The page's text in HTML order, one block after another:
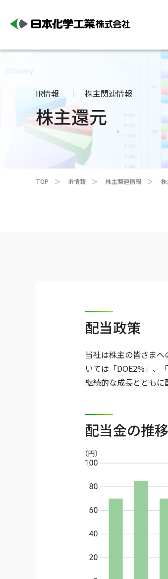
IR情報 株主関連情報
株主還元
TOP IR情報 株主関連情報
配当政策
当社は株主の皆さま
いては「DOE2%」、
継続的な成長とともに
配当金の推移